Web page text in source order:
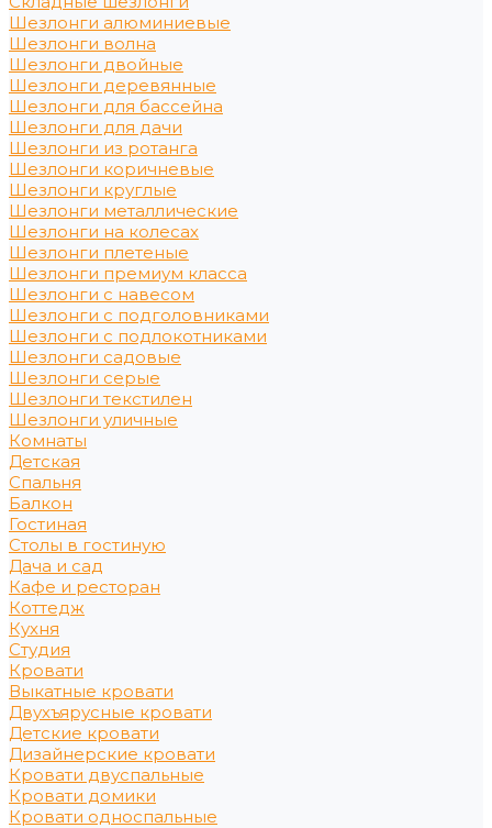
Шезлонги алюминиевые
Шезлонги волна
Шезлонги двойные
Шезлонги деревянные
Шезлонги для бассейна
Шезлонги для дачи
Шезлонги из ротанга
Шезлонги коричневые
Шезлонги круглые
Шезлонги металлические
Шезлонги на колесах
Шезлонги плетеные
Шезлонги премиум класса
Шезлонги с навесом
Шезлонги с подголовниками
Шезлонги с подлокотниками
Шезлонги садовые
Шезлонги серые
Шезлонги текстилен
Шезлонги уличные
Комнаты
Детская
Спальня
Балкон
Гостиная
Столы в гостиную
Дача и сад
Кафе и ресторан
Коттедж
Кухня
Студия
Кровати
Выкатные кровати
Двухъярусные кровати
Детские кровати
Дизайнерские кровати
Кровати двуспальные
Кровати домики
Кровати односпальные